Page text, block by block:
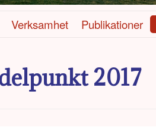
Verksamhet Publikationer
2017